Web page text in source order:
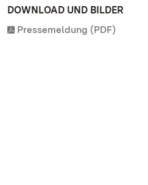
DOWNLOAD UND BILDER
Pressemeldung (PDF)